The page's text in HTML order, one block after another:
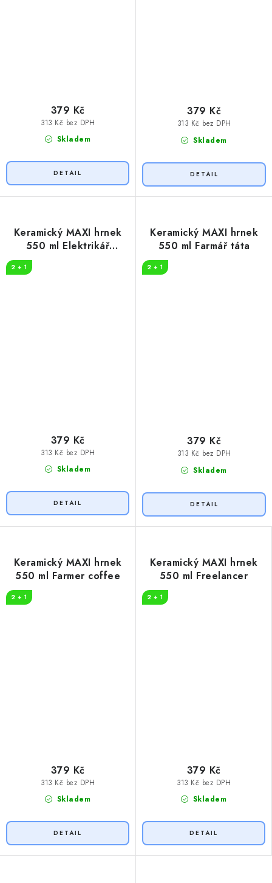
Skladem
313 Kč bez DPH
379 Kč
Skladem
313 Kč bez DPH
379 Kč
Keramický MAXI hrnek
550 ml Elektrikář
2 + 1
Skladem
313 Kč bez DPH
379 Kč
Keramický MAXI hrnek
550 ml Farmář táta
2 + 1
Skladem
313 Kč bez DPH
379 Kč
Keramický MAXI hrnek
550 ml Farmer coffee
2 + 1
Skladem
313 Kč bez DPH
379 Kč
Keramický MAXI hrnek
550 ml Freelancer
2 + 1
Skladem
313 Kč bez DPH
379 Kč